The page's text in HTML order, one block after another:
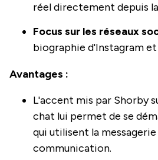
réel directement depuis
Focus sur les réseaux
biographie d'Instagram
Avantages :
L'accent mis par Shorby
chat lui permet de se
qui utilisent la
communication.